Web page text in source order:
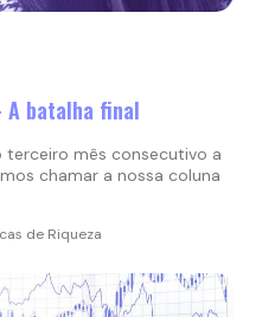
A batalha final
mês consecutivo a
chamar a nossa coluna
de Riqueza